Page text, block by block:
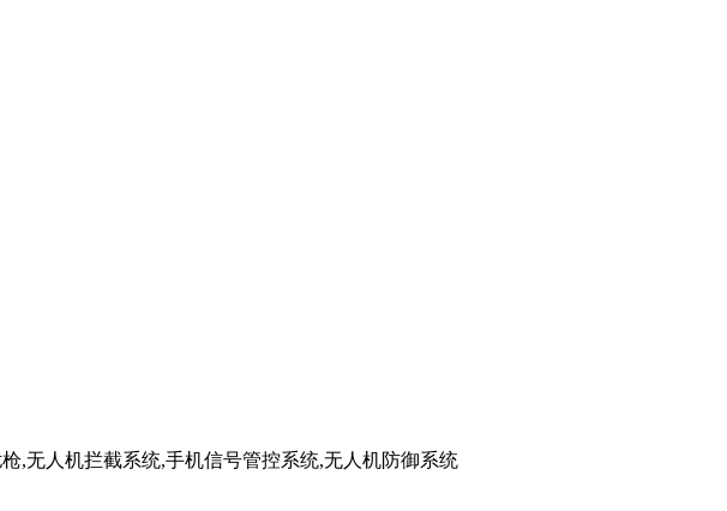
,无人机拦截系统,手机信号管控系统,无人机防御系统